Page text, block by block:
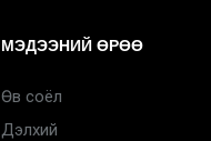
МЭДЭЭНИЙ ӨРӨӨ
Өв соёл
Дэлхий